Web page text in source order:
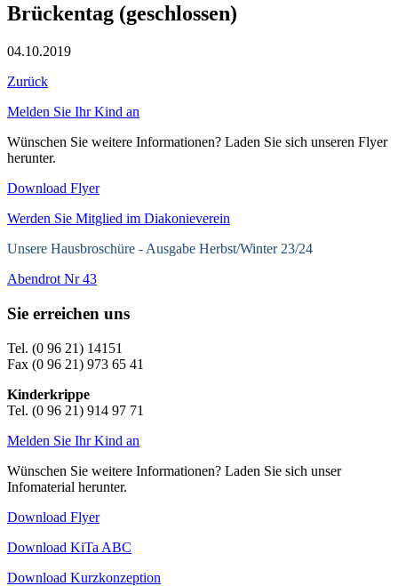
Brückentag (geschlossen)
04.10.2019
Zurück
Melden Sie Ihr Kind an
Wünschen Sie weitere Informationen? Laden Sie sich unseren Flyer
herunter.
Download Flyer
Werden Sie Mitglied im Diakonieverein
Unsere Hausbroschüre - Ausgabe Herbst/Winter 23/24
Abendrot Nr 43
Sie erreichen uns
Tel. (0 96 21) 14151
Fax (0 96 21) 973 65 41
Kinderkrippe
Tel. (0 96 21) 914 97 71
Melden Sie Ihr Kind an
Wünschen Sie weitere Informationen? Laden Sie sich unser
Infomaterial herunter.
Download Flyer
Download KiTa ABC
Download Kurzkonzeption